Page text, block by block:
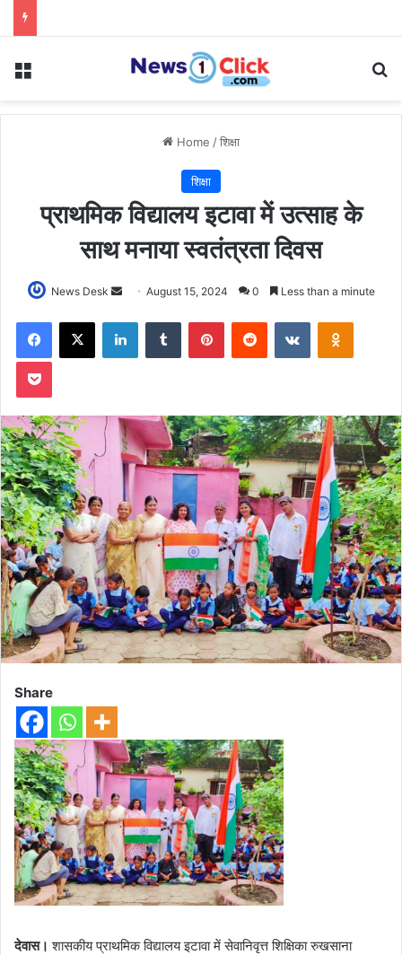
Menu
Home /शिक्षा
शिक्षा
प्राथमिक विद्यालय इटावा में उत्साह के
साथ मनाया स्वतंत्रता दिवस
News Desk
Send
email
August 15, 2024 0 Less than a minute
Facebook
X LinkedInTumblr PinterestReddit VKontakte
Pocket
Share
देवास। शासकीय प्राथमिक विद्यालय इटावा में सेवानिवृत्त शिक्षिका रुखसाना